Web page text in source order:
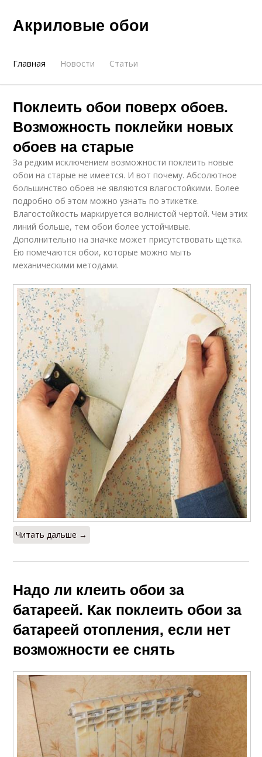
Акриловые обои
Главная Новости Статьи
Поклеить обои поверх обоев.
Возможность поклейки новых
обоев на старые
За редким исключением возможности поклеить новые
обои на старые не имеется. И вот почему. Абсолютное
большинство обоев не являются влагостойкими. Более
подробно об этом можно узнать по этикетке.
Влагостойкость маркируется волнистой чертой. Чем этих
линий больше, тем обои более устойчивые.
Дополнительно на значке может присутствовать щётка.
Ею помечаются обои, которые можно мыть
механическими методами.
Читать дальше →
Надо ли клеить обои за
батареей. Как поклеить обои за
батареей отопления, если нет
возможности ее снять